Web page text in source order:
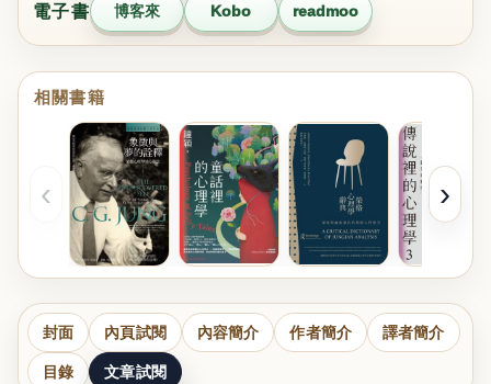
電子書 博客來 Kobo readmoo
相關書籍
‹ ›
封面 內頁試閱 內容簡介 作者簡介 譯者簡介
目錄 文章試閱